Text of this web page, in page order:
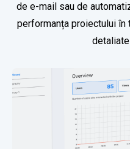
de e-mail sau de
performanța proiectului în